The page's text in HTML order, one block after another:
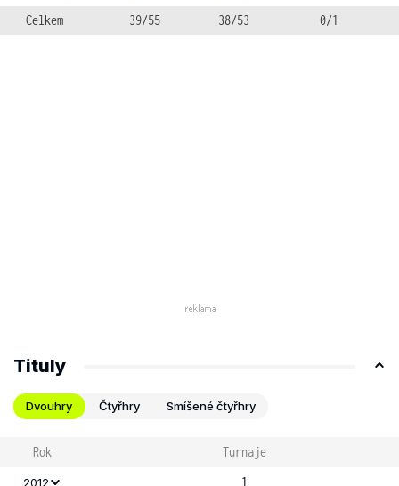
Celkem
39/55 38/53 0/1
Tituly
Dvouhry Čtyřhry Smíšené čtyřhry
Rok Turnaje
2012 1